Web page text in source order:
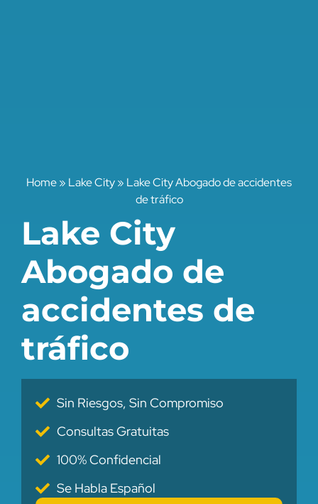
Home» Lake City» Lake City Abogado de accidentes
de tráfico
Lake City
Abogado de
accidentes de
tráfico
Sin Riesgos, Sin Compromiso
Consultas Gratuitas
100% Confidencial
Se Habla Español